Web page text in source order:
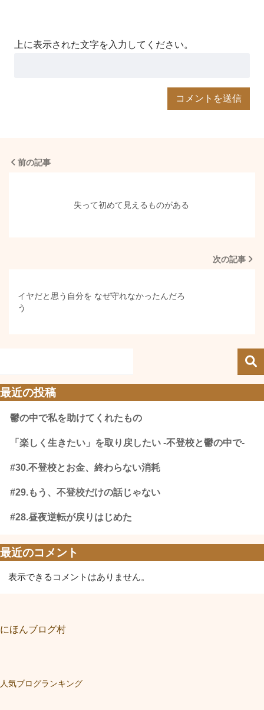
上に表示された文字を入力してください。
前の記事
失って初めて見えるものがある
次の記事
イヤだと思う自分を なぜ守れなかったんだろ
う
最近の投稿
鬱の中で私を助けてくれたもの
「楽しく生きたい」を取り戻したい -不登校と鬱の中で-
#30.不登校とお金、終わらない消耗
#29.もう、不登校だけの話じゃない
#28.昼夜逆転が戻りはじめた
最近のコメント
表示できるコメントはありません。
にほんブログ村
人気ブログランキング